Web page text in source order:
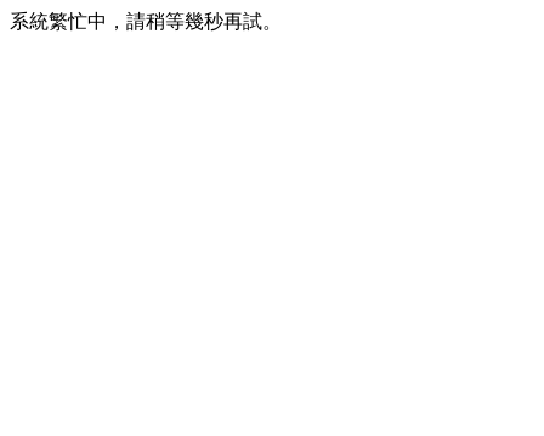
系統繁忙中，請稍等幾秒再試。